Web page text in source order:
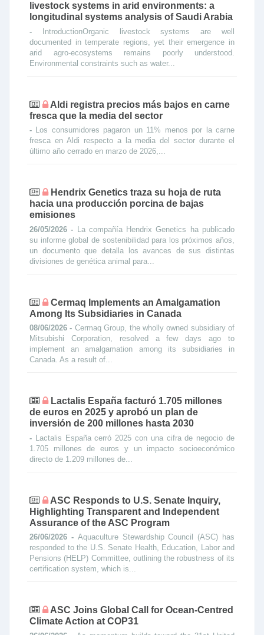
livestock systems in arid environments: a
longitudinal systems analysis of Saudi Arabia
- IntroductionOrganic livestock systems are well
documented in temperate regions, yet their emergence in
arid agro-ecosystems remains poorly understood.
Environmental constraints such as water...
Aldi registra precios más bajos en carne
fresca que la media del sector
- Los consumidores pagaron un 11% menos por la carne
fresca en Aldi respecto a la media del sector durante el
último año cerrado en marzo de 2026,...
Hendrix Genetics traza su hoja de ruta
hacia una producción porcina de bajas
emisiones
26/05/2026 - La compañía Hendrix Genetics ha publicado
su informe global de sostenibilidad para los próximos años,
un documento que detalla los avances de sus distintas
divisiones de genética animal para...
Cermaq Implements an Amalgamation
Among Its Subsidiaries in Canada
08/06/2026 - Cermaq Group, the wholly owned subsidiary of
Mitsubishi Corporation, resolved a few days ago to
implement an amalgamation among its subsidiaries in
Canada. As a result of...
Lactalis España facturó 1.705 millones
de euros en 2025 y aprobó un plan de
inversión de 200 millones hasta 2030
- Lactalis España cerró 2025 con una cifra de negocio de
1.705 millones de euros y un impacto socioeconómico
directo de 1.209 millones de...
ASC Responds to U.S. Senate Inquiry,
Highlighting Transparent and Independent
Assurance of the ASC Program
26/06/2026 - Aquaculture Stewardship Council (ASC) has
responded to the U.S. Senate Health, Education, Labor and
Pensions (HELP) Committee, outlining the robustness of its
certification system, which is...
ASC Joins Global Call for Ocean-Centred
Climate Action at COP31